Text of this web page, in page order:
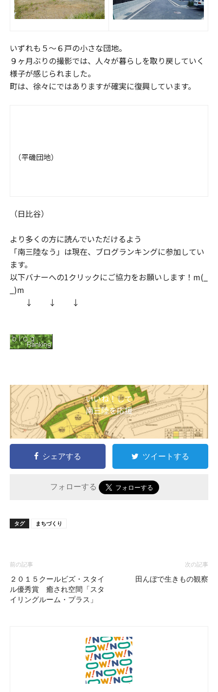
いずれも５～６戸の小さな団地。
９ヶ月ぶりの撮影では、人々が暮らしを取り戻していく
様子が感じられました。
町は、徐々にではありますが確実に復興しています。
（平磯団地）
（日比谷）
より多くの方に読んでいただけるよう
「南三陸なう」は現在、ブログランキングに参加してい
ます。
以下バナーへの1クリックにご協力をお願いします！m(_
_)m
↓ ↓ ↓
いいね！して
南三陸を応援
シェアする ツイートする
フォローする
タグ まちづくり
前の記事
２０１５クールビズ・スタイ
ル優秀賞 癒され空間「スタ
イリングルーム・プラス」
次の記事
田んぼで生きもの観察